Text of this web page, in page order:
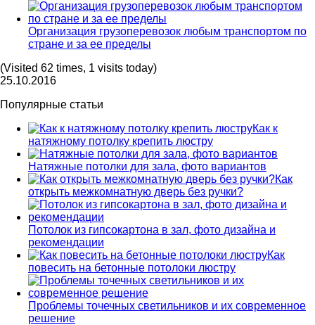
Организация грузоперевозок любым транспортом по
стране и за ее пределы
(Visited 62 times, 1 visits today)
25.10.2016
Популярные статьи
Как к
натяжному потолку крепить люстру
Натяжные потолки для зала, фото вариантов
Как
открыть межкомнатную дверь без ручки?
Потолок из гипсокартона в зал, фото дизайна и
рекомендации
Как
повесить на бетонные потолоки люстру
Проблемы точечных светильников и их современное
решение